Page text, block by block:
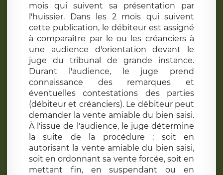
mois qui suivent sa présentation par
l'huissier. Dans les 2 mois qui suivent
cette publication, le débiteur est assigné
à comparaître par le ou les créanciers à
une audience d'orientation devant le
juge du tribunal de grande instance.
Durant l'audience, le juge prend
connaissance des remarques et
éventuelles contestations des parties
(débiteur et créanciers). Le débiteur peut
demander la vente amiable du bien saisi.
À l'issue de l'audience, le juge détermine
la suite de la procédure : soit en
autorisant la vente amiable du bien saisi,
soit en ordonnant sa vente forcée, soit en
mettant fin, en suspendant ou en